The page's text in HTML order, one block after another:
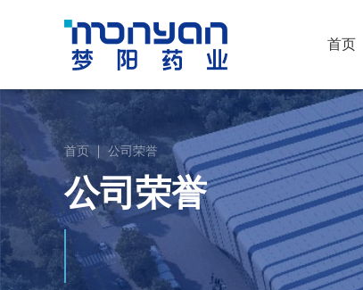
首页
首页 公司荣誉
公司荣誉